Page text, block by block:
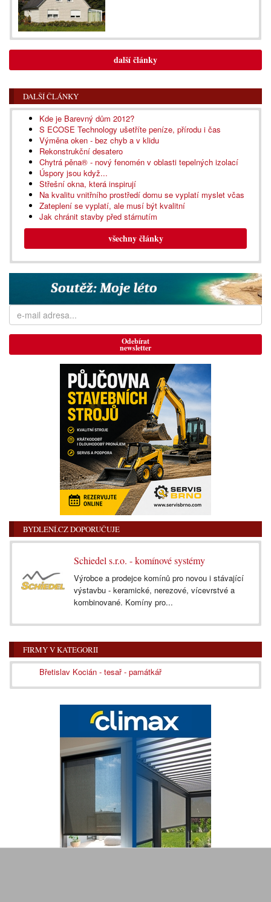
další články
DALŠÍ ČLÁNKY
Kde je Barevný dům 2012?
S ECOSE Technology ušetříte peníze, přírodu i čas
Výměna oken - bez chyb a v klidu
Rekonstrukční desatero
Chytrá pěna® - nový fenomén v oblasti tepelných izolací
Úspory jsou když...
Střešní okna, která inspirují
Na kvalitu vnitřního prostředí domu se vyplatí myslet včas
Zateplení se vyplatí, ale musí být kvalitní
Jak chránit stavby před stárnutím
všechny články
Odebírat
newsletter
BYDLENÍ.CZ DOPORUČUJE
Schiedel s.r.o. - komínové systémy
Výrobce a prodejce komínů pro novou i stávající
výstavbu - keramické, nerezové, vícevrstvé a
kombinované. Komíny pro...
FIRMY V KATEGORII
Břetislav Kocián - tesař - památkář